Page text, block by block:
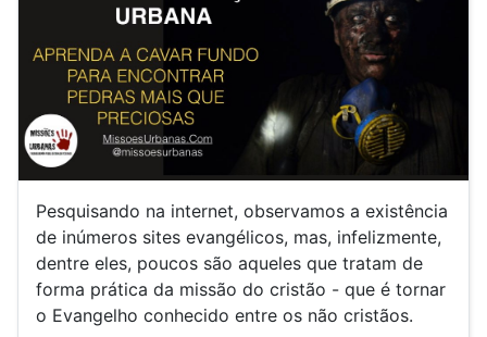
Pesquisando na internet, observamos a existência
de inúmeros sites evangélicos, mas, infelizmente,
dentre eles, poucos são aqueles que tratam de
forma prática da missão do cristão - que é tornar
o Evangelho conhecido entre os não cristãos.